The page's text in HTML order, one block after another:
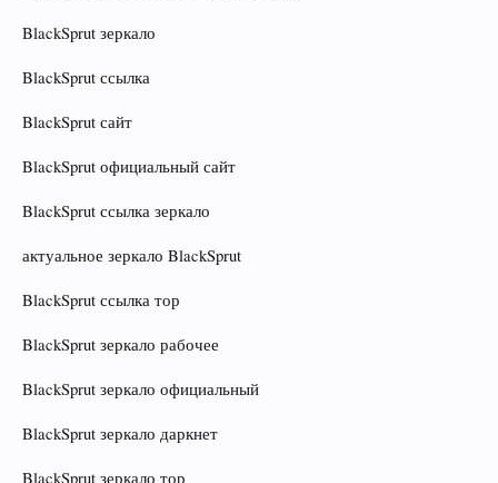
BlackSprut зеркало
BlackSprut ссылка
BlackSprut сайт
BlackSprut официальный сайт
BlackSprut ссылка зеркало
актуальное зеркало BlackSprut
BlackSprut ссылка тор
BlackSprut зеркало рабочее
BlackSprut зеркало официальный
BlackSprut зеркало даркнет
BlackSprut зеркало тор